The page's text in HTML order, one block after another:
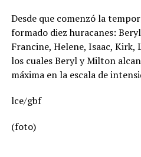
Desde que comenzó la
formado diez huracanes:
Francine, Helene, Isaac, Kirk,
los cuales Beryl y Milton
máxima en la escala de
lce/gbf
(foto)